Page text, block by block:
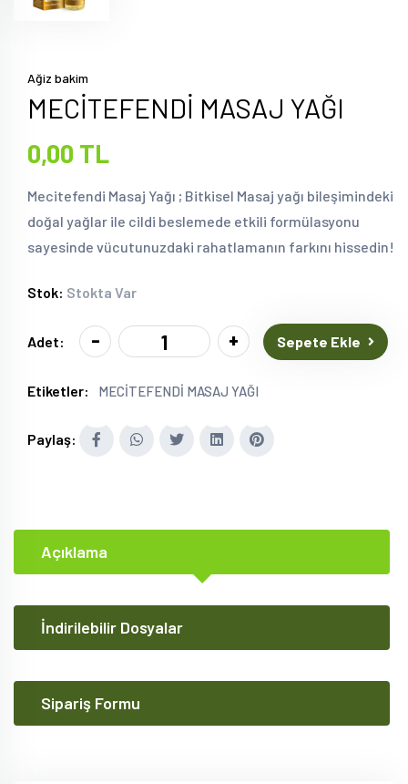
Ağiz bakim
MECİTEFENDİ MASAJ YAĞI
0,00 TL
Mecitefendi Masaj Yağı ; Bitkisel Masaj yağı bileşimindeki
doğal yağlar ile cildi beslemede etkili formülasyonu
sayesinde vücutunuzdaki rahatlamanın farkını hissedin!
Stok: Stokta Var
Adet: - + Sepete Ekle
Etiketler: MECİTEFENDİ MASAJ YAĞI
Paylaş:
Açıklama
İndirilebilir Dosyalar
Sipariş Formu